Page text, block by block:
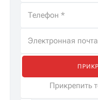
Прикрепить